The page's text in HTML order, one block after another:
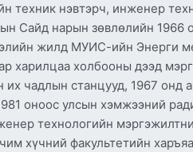
техник нэвтэрч, инженер
Сайд нарын зөвлөлийн 1966
жилд МУИС-ийн Энерги
харилцаа холбооны дээд
их чадлын станцууд, 1967 онд
оноос улсын хэмжээний
технологийн
хүчний факультетийн